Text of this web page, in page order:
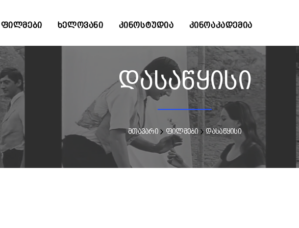
ᲤᲘᲚᲛᲔᲑᲘ ᲮᲔᲚᲝᲕᲐᲜᲘ ᲙᲘᲜᲝᲡᲢᲣᲓᲘᲐ ᲙᲘᲜᲝᲐᲙᲐᲓᲔᲛᲘᲐ
დასაწყისი
მთავარი ფილმები დასაწყისი